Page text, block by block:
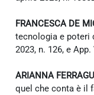
FRANCESCA DE
tecnologia e poteri
2023, n. 126, e
ARIANNA
quel che conta è il